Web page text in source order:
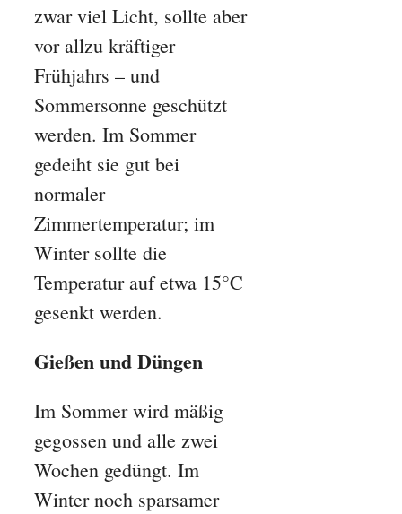
zwar viel Licht, sollte aber
vor allzu kräftiger
Frühjahrs – und
Sommersonne geschützt
werden. Im Sommer
gedeiht sie gut bei
normaler
Zimmertemperatur; im
Winter sollte die
Temperatur auf etwa 15°C
gesenkt werden.
Gießen und Düngen
Im Sommer wird mäßig
gegossen und alle zwei
Wochen gedüngt. Im
Winter noch sparsamer